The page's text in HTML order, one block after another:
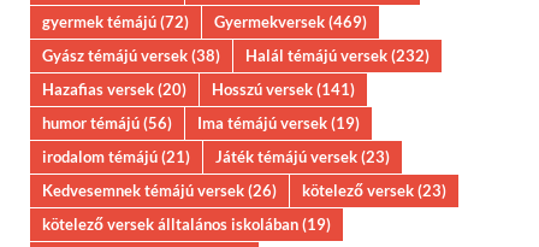
gyermek témájú(72) Gyermekversek(469)
Gyász témájú versek(38) Halál témájú versek(232)
Hazafias versek(20) Hosszú versek(141)
humor témájú(56) Ima témájú versek(19)
irodalom témájú(21) Játék témájú versek(23)
Kedvesemnek témájú versek(26) kötelező versek(23)
kötelező versek álltalános iskolában(19)